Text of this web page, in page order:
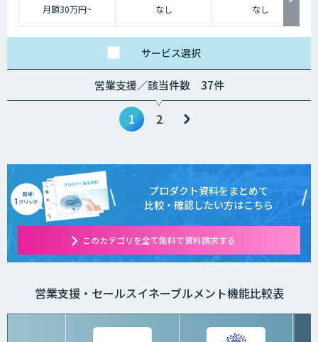
月額30万円~ なし なし
サービス選択
1 2
営業支援／該当件数 37件
プロダクト資料をまとめて
比較・確認したい方はこちら
このカテゴリを全て無料で資料請求する
営業支援・セールスイネーブルメント機能比較表